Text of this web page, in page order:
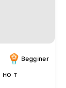
Begginer
но т